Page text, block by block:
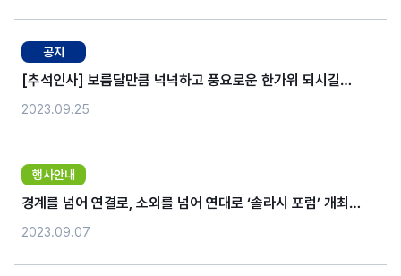
공지
[추석인사] 보름달만큼 넉넉하고 풍요로운 한가위 되시길
기원합니다.
2023.09.25
행사안내
경계를 넘어 연결로, 소외를 넘어 연대로 ‘솔라시 포럼’ 개최
(2023.9.21~23)
2023.09.07